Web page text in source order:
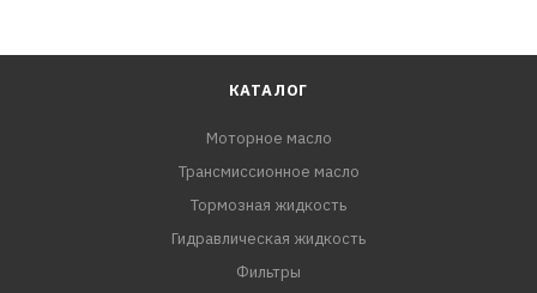
КАТАЛОГ
Моторное масло
Трансмиссионное масло
Тормозная жидкость
Гидравлическая жидкость
Фильтры